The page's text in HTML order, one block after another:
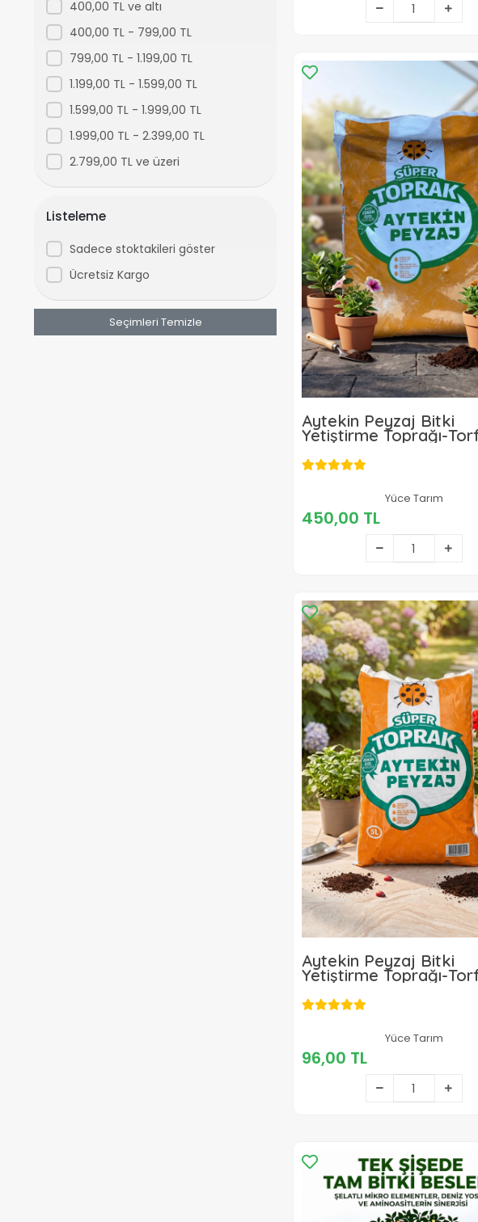
Paşa Tohum
Reform Gübre
Safa Tarım
Supersol
Yüce Tarım
400,00 TL ve altı
400,00 TL - 799,00 TL
799,00 TL - 1.199,00 TL
1.199,00 TL - 1.599,00 TL
1.599,00 TL - 1.999,00 TL
1.999,00 TL - 2.399,00 TL
2.799,00 TL ve üzeri
Listeleme
Sadece stoktakileri göster
Ücretsiz Kargo
Seçimleri Temizle
Aytekin Peyzaj Bitki
Yetiştirme Toprağı-
Yüce Tarım
450,00 TL
450,00 TL
Sepete Ekle
Aytekin Peyzaj Bitki
Yetiştirme Toprağı-
Yüce Tarım
96,00 TL
96,00 TL
Sepete Ekle